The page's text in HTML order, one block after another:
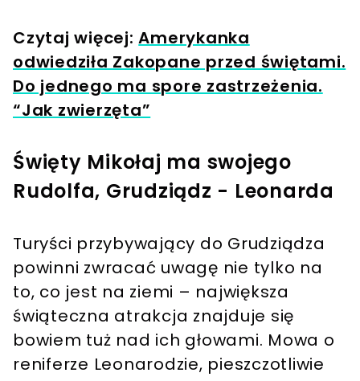
Czytaj więcej:Amerykanka
odwiedziła Zakopane przed świętami.
Do jednego ma spore zastrzeżenia.
“Jak zwierzęta”
Święty Mikołaj ma swojego
Rudolfa, Grudziądz - Leonarda
Turyści przybywający do Grudziądza
powinni zwracać uwagę nie tylko na
to, co jest na ziemi – największa
świąteczna atrakcja znajduje się
bowiem tuż nad ich głowami. Mowa o
reniferze Leonarodzie, pieszczotliwie